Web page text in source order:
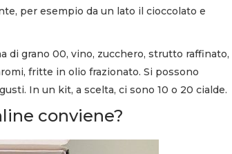
per esempio da un lato il cioccolato e
di grano 00, vino, zucchero, strutto raffinato,
fritte in olio frazionato. Si possono
In un kit, a scelta, ci sono 10 o 20 cialde.
conviene?